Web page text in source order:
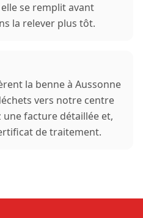
se remplit avant
la relever plus tôt.
la benne à Aussonne
vers notre centre
une facture détaillée et,
de traitement.